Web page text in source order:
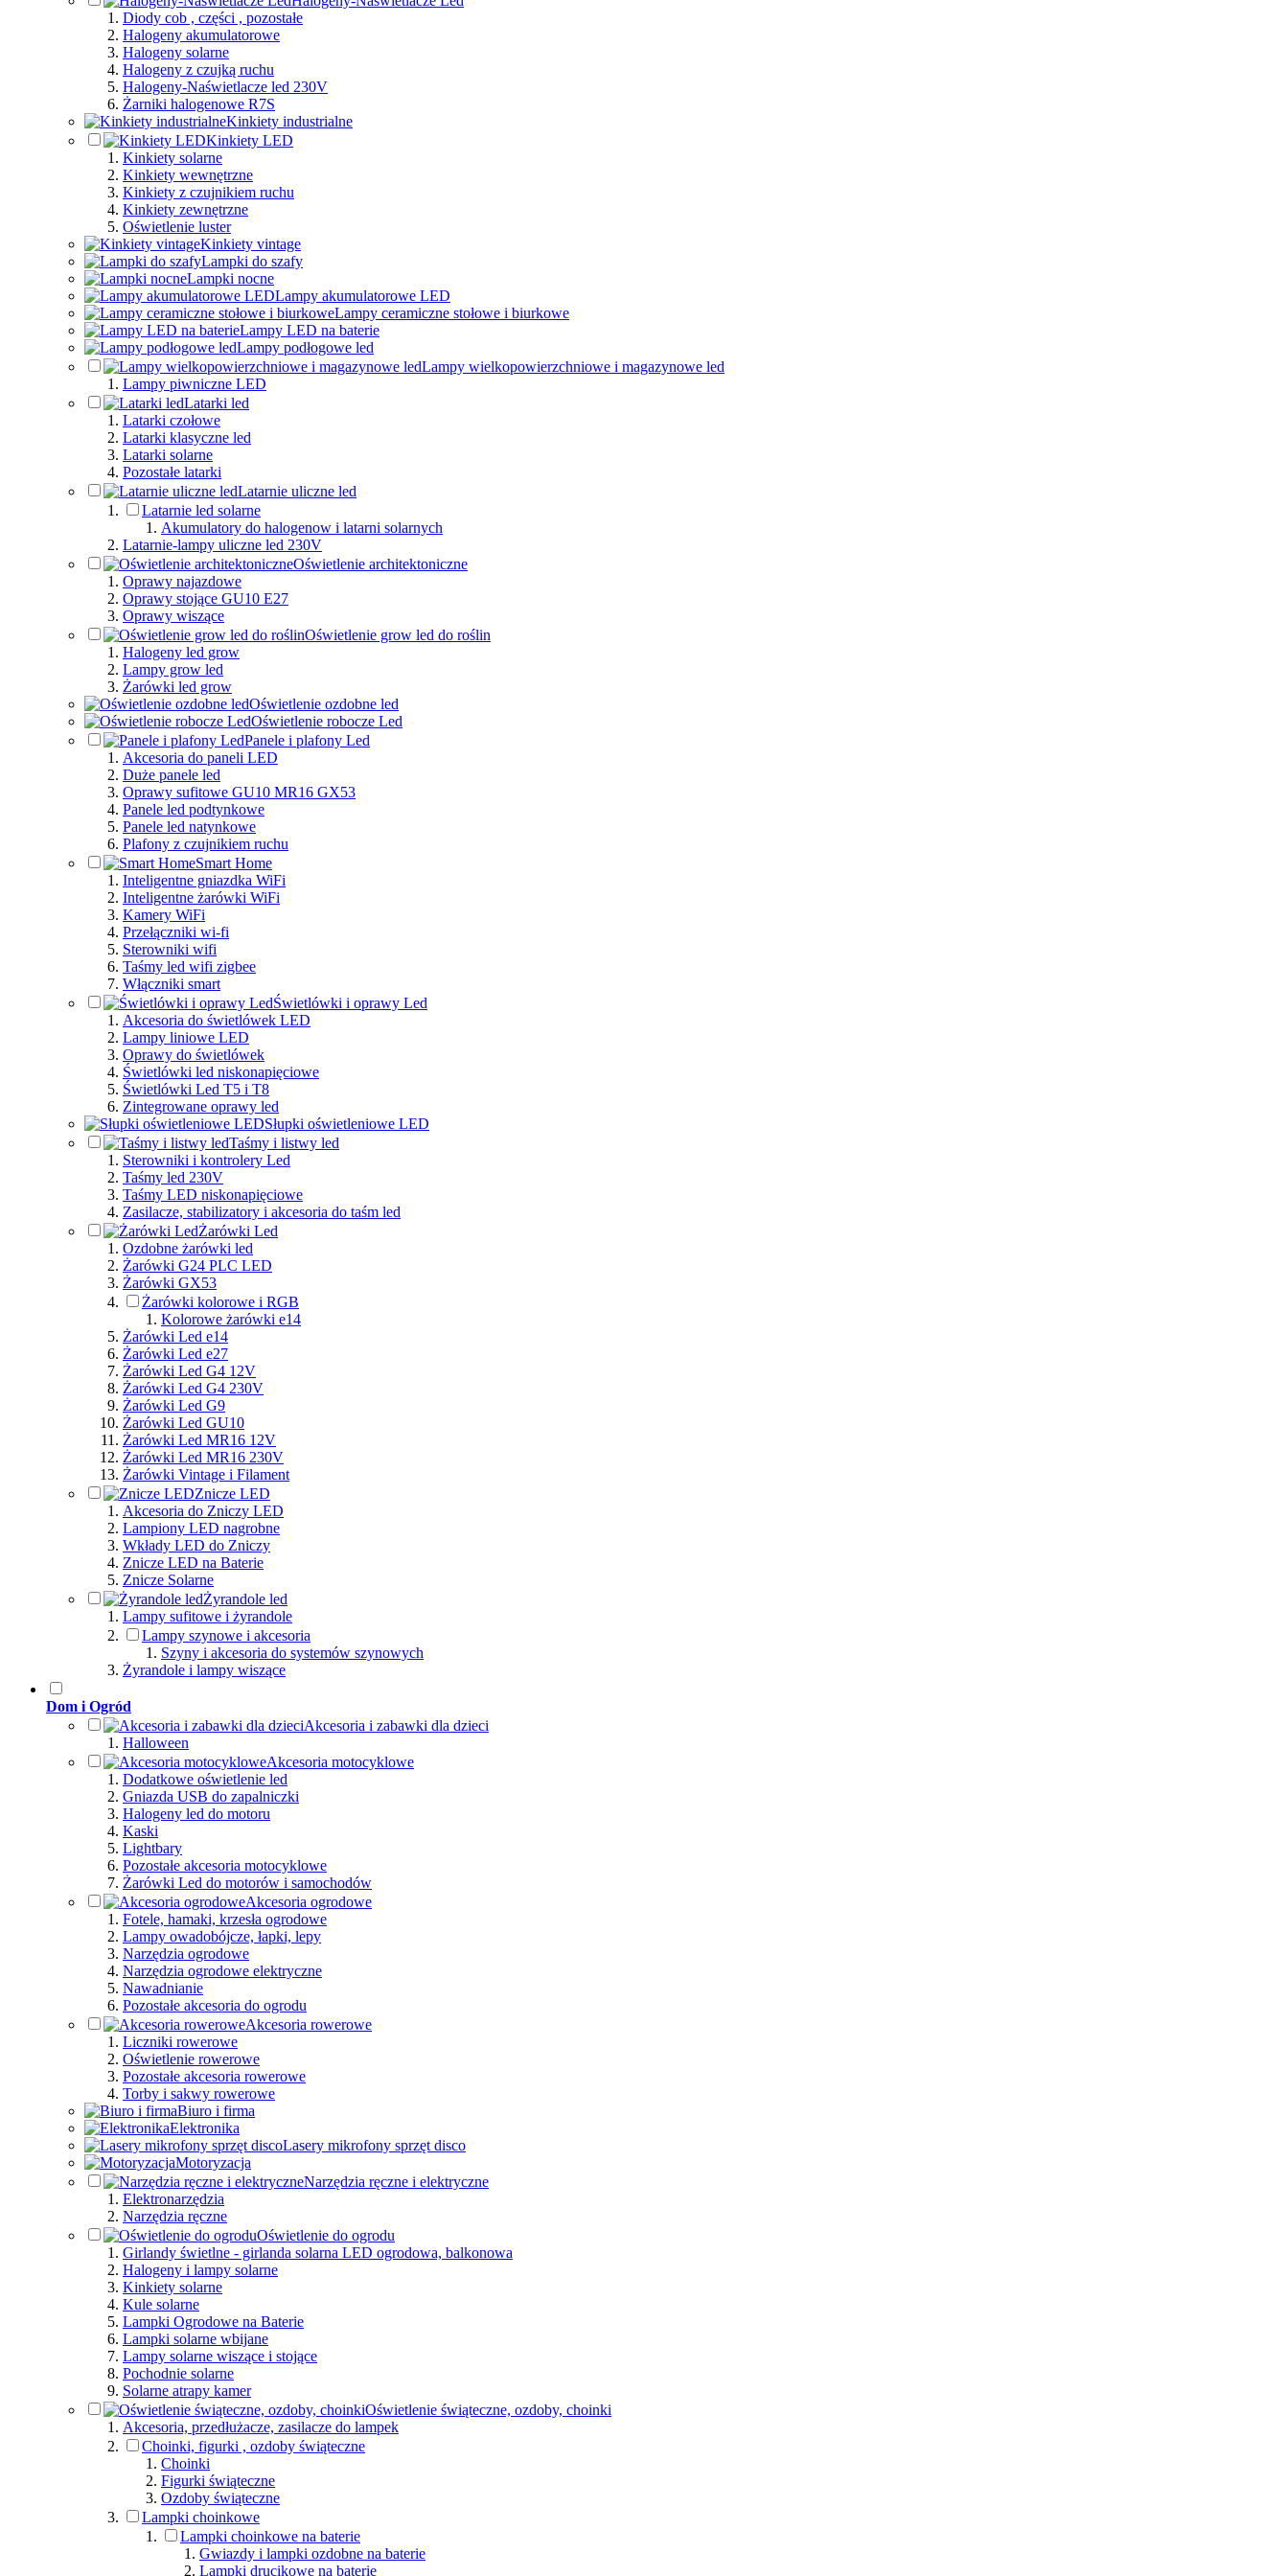
Diody cob , części , pozostałe
Halogeny akumulatorowe
Halogeny solarne
Halogeny z czujką ruchu
Halogeny-Naświetlacze led 230V
Żarniki halogenowe R7S
Kinkiety industrialne
Kinkiety LED
Kinkiety solarne
Kinkiety wewnętrzne
Kinkiety z czujnikiem ruchu
Kinkiety zewnętrzne
Oświetlenie luster
Kinkiety vintage
Lampki do szafy
Lampki nocne
Lampy akumulatorowe LED
Lampy ceramiczne stołowe i biurkowe
Lampy LED na baterie
Lampy podłogowe led
Lampy wielkopowierzchniowe i magazynowe led
Lampy piwniczne LED
Latarki led
Latarki czołowe
Latarki klasyczne led
Latarki solarne
Pozostałe latarki
Latarnie uliczne led
Latarnie led solarne
Akumulatory do halogenow i latarni solarnych
Latarnie-lampy uliczne led 230V
Oświetlenie architektoniczne
Oprawy najazdowe
Oprawy stojące GU10 E27
Oprawy wiszące
Oświetlenie grow led do roślin
Halogeny led grow
Lampy grow led
Żarówki led grow
Oświetlenie ozdobne led
Oświetlenie robocze Led
Panele i plafony Led
Akcesoria do paneli LED
Duże panele led
Oprawy sufitowe GU10 MR16 GX53
Panele led podtynkowe
Panele led natynkowe
Plafony z czujnikiem ruchu
Smart Home
Inteligentne gniazdka WiFi
Inteligentne żarówki WiFi
Kamery WiFi
Przełączniki wi-fi
Sterowniki wifi
Taśmy led wifi zigbee
Włączniki smart
Świetlówki i oprawy Led
Akcesoria do świetlówek LED
Lampy liniowe LED
Oprawy do świetlówek
Świetlówki led niskonapięciowe
Świetlówki Led T5 i T8
Zintegrowane oprawy led
Słupki oświetleniowe LED
Taśmy i listwy led
Sterowniki i kontrolery Led
Taśmy led 230V
Taśmy LED niskonapięciowe
Zasilacze, stabilizatory i akcesoria do taśm led
Żarówki Led
Ozdobne żarówki led
Żarówki G24 PLC LED
Żarówki GX53
Żarówki kolorowe i RGB
Kolorowe żarówki e14
Żarówki Led e14
Żarówki Led e27
Żarówki Led G4 12V
Żarówki Led G4 230V
Żarówki Led G9
Żarówki Led GU10
Żarówki Led MR16 12V
Żarówki Led MR16 230V
Żarówki Vintage i Filament
Znicze LED
Akcesoria do Zniczy LED
Lampiony LED nagrobne
Wkłady LED do Zniczy
Znicze LED na Baterie
Znicze Solarne
Żyrandole led
Lampy sufitowe i żyrandole
Lampy szynowe i akcesoria
Szyny i akcesoria do systemów szynowych
Żyrandole i lampy wiszące
Dom i Ogród
Akcesoria i zabawki dla dzieci
Halloween
Akcesoria motocyklowe
Dodatkowe oświetlenie led
Gniazda USB do zapalniczki
Halogeny led do motoru
Kaski
Lightbary
Pozostałe akcesoria motocyklowe
Żarówki Led do motorów i samochodów
Akcesoria ogrodowe
Fotele, hamaki, krzesła ogrodowe
Lampy owadobójcze, łapki, lepy
Narzędzia ogrodowe
Narzędzia ogrodowe elektryczne
Nawadnianie
Pozostałe akcesoria do ogrodu
Akcesoria rowerowe
Liczniki rowerowe
Oświetlenie rowerowe
Pozostałe akcesoria rowerowe
Torby i sakwy rowerowe
Biuro i firma
Elektronika
Lasery mikrofony sprzęt disco
Motoryzacja
Narzędzia ręczne i elektryczne
Elektronarzędzia
Narzędzia ręczne
Oświetlenie do ogrodu
Girlandy świetlne - girlanda solarna LED ogrodowa, balkonowa
Halogeny i lampy solarne
Kinkiety solarne
Kule solarne
Lampki Ogrodowe na Baterie
Lampki solarne wbijane
Lampy solarne wiszące i stojące
Pochodnie solarne
Solarne atrapy kamer
Oświetlenie świąteczne, ozdoby, choinki
Akcesoria, przedłużacze, zasilacze do lampek
Choinki, figurki , ozdoby świąteczne
Choinki
Figurki świąteczne
Ozdoby świąteczne
Lampki choinkowe
Lampki choinkowe na baterie
Gwiazdy i lampki ozdobne na baterie
Lampki drucikowe na baterie